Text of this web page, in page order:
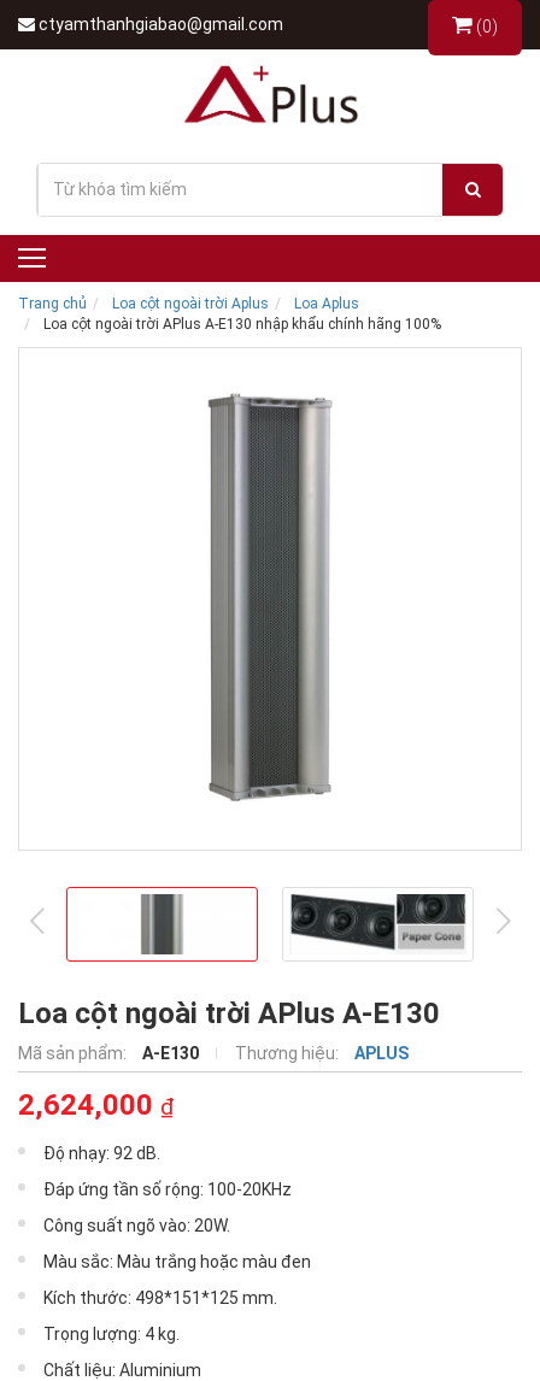
ctyamthanhgiabao@gmail.com (0)
Trang chủ Loa cột ngoài trời Aplus
Loa Aplus
Loa cột ngoài trời APlus A-E130 nhập khẩu chính hãng 100%
Loa cột ngoài trời APlus A-E130
Mã sản phẩm: A-E130 Thương hiệu: APLUS
2,624,000 ₫
Độ nhạy: 92 dB.
Đáp ứng tần số rộng: 100-20KHz
Công suất ngõ vào: 20W.
Màu sắc: Màu trắng hoặc màu đen
Kích thước: 498*151*125 mm.
Trọng lượng: 4 kg.
Chất liệu: Aluminium